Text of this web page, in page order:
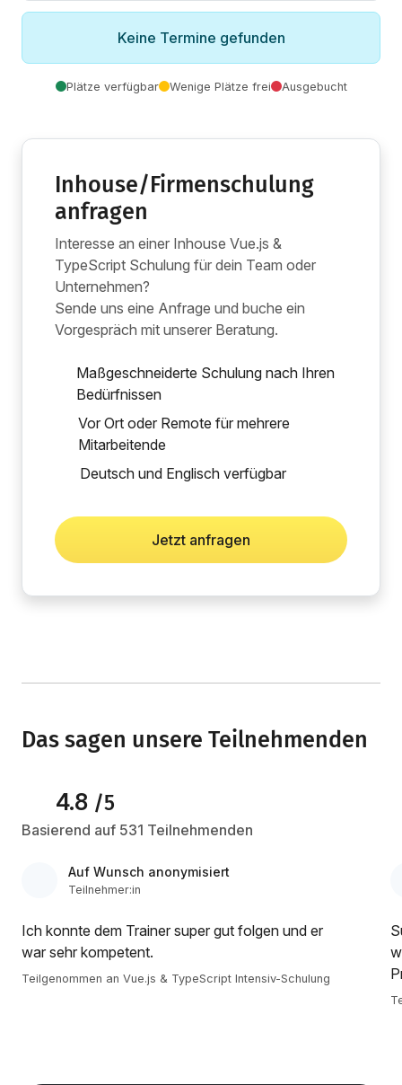
Keine Termine gefunden
Plätze verfügbar Wenige Plätze frei Ausgebucht
Inhouse/Firmenschulung
anfragen
Interesse an einer Inhouse Vue.js &
TypeScript Schulung für dein Team oder
Unternehmen?
Sende uns eine Anfrage und buche ein
Vorgespräch mit unserer Beratung.
Maßgeschneiderte Schulung nach Ihren
Bedürfnissen
Vor Ort oder Remote für mehrere
Mitarbeitende
Deutsch und Englisch verfügbar
Jetzt anfragen
Das sagen unsere Teilnehmenden
4.8/5
Basierend auf 531 Teilnehmenden
Auf Wunsch anonymisiert
Teilnehmer:in
Ich konnte dem Trainer super gut folgen und er
war sehr kompetent.
Teilgenommen an Vue.js & TypeScript Intensiv-Schulung